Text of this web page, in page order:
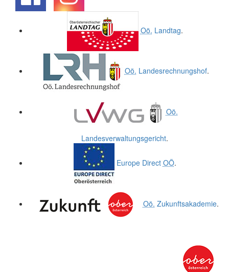
Oö. Landtag.
Oö. Landesrechnungshof.
Oö.
Landesverwaltungsgericht.
Europe Direct OÖ.
Oö. Zukunftsakademie.